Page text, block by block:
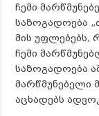
ჩემი
საზოგადოება
მის უფლებებს,
ჩემი
საზოგადოება
მარწმუნებელი
აცხადებს